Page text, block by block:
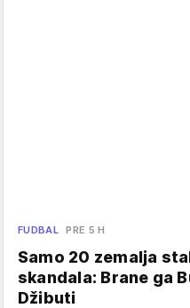
FUDBAL PRE 5 H
Samo 20 zemalja
skandala: Brane ga
Džibuti